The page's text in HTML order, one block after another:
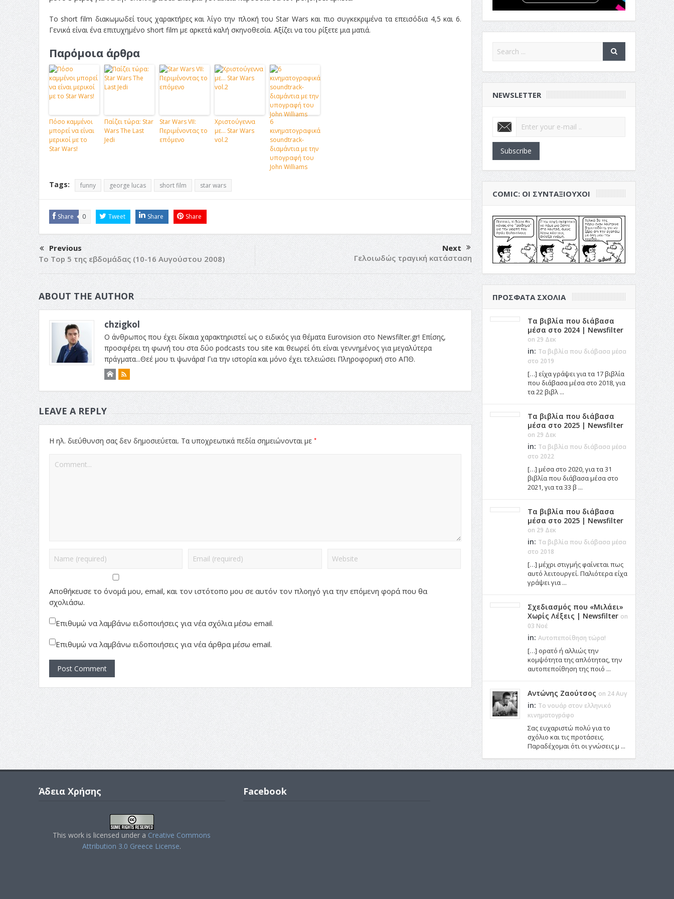
Το short film διακωμωδεί τους χαρακτήρες και λίγο την πλοκή του Star Wars και πιο συγκεκριμένα τα επεισόδια 4,5 και 6.
Γενικά είναι ένα επιτυχημένο short film με αρκετά καλή σκηνοθεσία. Αξίζει να του ρίξετε μια ματιά.
Παρόμοια άρθρα
Πόσο καμμένοι
μπορεί να είναι
μερικοί με το
Star Wars!
Παίζει τώρα: Star
Wars The Last
Jedi
Star Wars VII:
Περιμένοντας το
επόμενο
Χριστούγεννα
με… Star Wars
vol.2
6
κινηματογραφικά
soundtrack-
διαμάντια με την
υπογραφή του
John Williams
Tags: funny george lucas short film star wars
Share 0 Tweet Share Share
Previous
Το Top 5 της εβδομάδας (10-16 Αυγούστου 2008)
Next
Γελοιωδώς τραγική κατάσταση
ABOUT THE AUTHOR
chzigkol
Ο άνθρωπος που έχει δίκαια χαρακτηριστεί ως ο ειδικός για θέματα Eurovision στο Newsfilter.gr! Επίσης,
προσφέρει τη φωνή του στα δύο podcasts του site και θεωρεί ότι είναι γεννημένος για μεγαλύτερα
πράγματα...Θεέ μου τι ψωνάρα! Για την ιστορία και μόνο έχει τελειώσει Πληροφορική στο ΑΠΘ.
LEAVE A REPLY
Η ηλ. διεύθυνση σας δεν δημοσιεύεται. Τα υποχρεωτικά πεδία σημειώνονται με *
Αποθήκευσε το όνομά μου, email, και τον ιστότοπο μου σε αυτόν τον πλοηγό για την επόμενη φορά που θα
σχολιάσω.
Επιθυμώ να λαμβάνω ειδοποιήσεις για νέα σχόλια μέσω email.
Επιθυμώ να λαμβάνω ειδοποιήσεις για νέα άρθρα μέσω email.
NEWSLETTER
Subscribe
COMIC: ΟΙ ΣΥΝΤΑΞΙΟΎΧΟΙ
ΠΡΌΣΦΑΤΑ ΣΧΌΛΙΑ
Τα βιβλία που διάβασα
μέσα στο 2024 | Newsfilter
on 29 Δεκ
in: Τα βιβλία που διάβασα μέσα
στο 2019
[…] είχα γράψει για τα 17 βιβλία
που διάβασα μέσα στο 2018, για
τα 22 βιβλ ...
Τα βιβλία που διάβασα
μέσα στο 2025 | Newsfilter
on 29 Δεκ
in: Τα βιβλία που διάβασα μέσα
στο 2022
[…] μέσα στο 2020, για τα 31
βιβλία που διάβασα μέσα στο
2021, για τα 33 β ...
Τα βιβλία που διάβασα
μέσα στο 2025 | Newsfilter
on 29 Δεκ
in: Τα βιβλία που διάβασα μέσα
στο 2018
[…] μέχρι στιγμής φαίνεται πως
αυτό λειτουργεί. Παλιότερα είχα
γράψει για ...
Σχεδιασμός που «Μιλάει»
Χωρίς Λέξεις | Newsfilter on
03 Νοέ
in: Αυτοπεποίθηση τώρα!
[…] ορατό ή αλλιώς την
κομψότητα της απλότητας, την
αυτοπεποίθηση της ποιό ...
Αντώνης Ζαούτσος on 24 Αυγ
in: Το νουάρ στον ελληνικό
κινηματογράφο
Σας ευχαριστώ πολύ για το
σχόλιο και τις προτάσεις.
Παραδέχομαι ότι οι γνώσεις μ ...
Άδεια Χρήσης
This work is licensed under a Creative Commons
Attribution 3.0 Greece License.
Facebook